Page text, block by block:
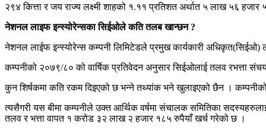
२९४ कित्ता र जय राज्य लक्ष्मी शाहको १.११ प्रतिशत अर्थात ५ लाख ५६ हजार
नेशनल लाइफ इन्स्योरेन्सका सिईओले कति तलब खान्छन ?
नेशनल लाईफ इन्स्योरेन्स कम्पनी लिमिटेडले प्रमुख कार्यकारी
कम्पनीको २०७९/८० को वार्षिक प्रतिवेदन अनुसार सिईओलाई तलव रभत्ता
कुन शिर्षकमा कति रकम दिइएको छ भन्ने तथ्यांक भने खुलाइएको छैन ।
त्यसैगरी यस बीमा कम्पनीले उक्त आर्थिक वर्षमा संचालक समितिका
तलव र भत्ता वापत १ करोड ३२ लाख २ हजार १८५ रुपैयाँ खर्च गरेको छ ।